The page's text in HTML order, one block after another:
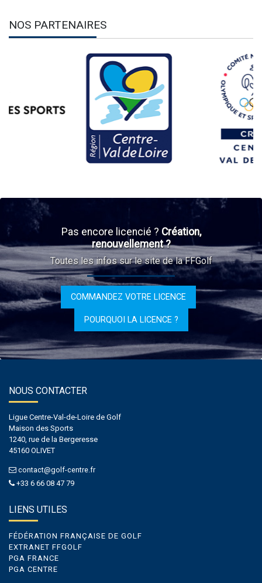
NOS PARTENAIRES
Pas encore licencié ? Création,
renouvellement ?
Toutes les infos sur le site de la FFGolf
COMMANDEZ VOTRE LICENCE
POURQUOI LA LICENCE ?
NOUS CONTACTER
Ligue Centre-Val-de-Loire de Golf
Maison des Sports
1240, rue de la Bergeresse
45160 OLIVET
contact@golf-centre.fr
+33 6 66 08 47 79
LIENS UTILES
FÉDÉRATION FRANÇAISE DE GOLF
EXTRANET FFGOLF
PGA FRANCE
PGA CENTRE